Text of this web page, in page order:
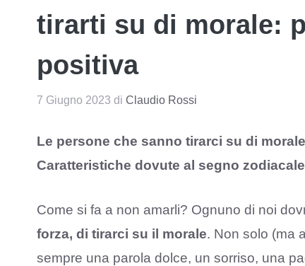
tirarti su di morale:
positiva
7 Giugno 2023 di Claudio Rossi
Le persone che sanno tirarci su di
Caratteristiche dovute al segno
Come si fa a non amarli? Ognuno di noi
forza, di tirarci su il morale. Non solo (ma
sempre una parola dolce, un sorriso, una